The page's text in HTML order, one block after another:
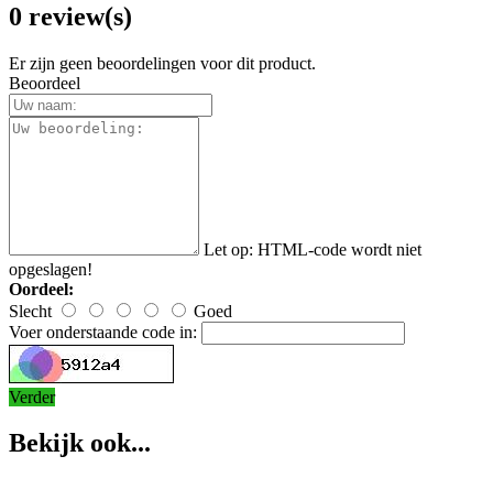
0 review(s)
Er zijn geen beoordelingen voor dit product.
Beoordeel
Let op: HTML-code wordt niet
opgeslagen!
Oordeel:
Slecht
Goed
Voer onderstaande code in:
Verder
Bekijk ook...